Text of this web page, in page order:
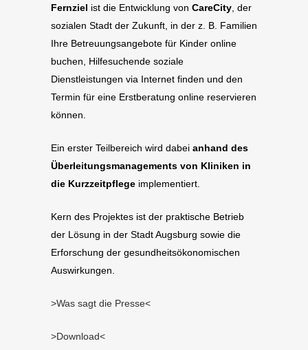
Fernziel ist die Entwicklung von CareCity , der
sozialen Stadt der Zukunft, in der z. B. Familien
Ihre Betreuungsangebote für Kinder online
buchen, Hilfesuchende soziale
Dienstleistungen via Internet finden und den
Termin für eine Erstberatung online reservieren
können.
Ein erster Teilbereich wird dabei anhand des
Überleitungsmanagements von Kliniken in
die Kurzzeitpflege implementiert.
Kern des Projektes ist der praktische Betrieb
der Lösung in der Stadt Augsburg sowie die
Erforschung der gesundheitsökonomischen
Auswirkungen.
>Was sagt die Presse<
>Download<